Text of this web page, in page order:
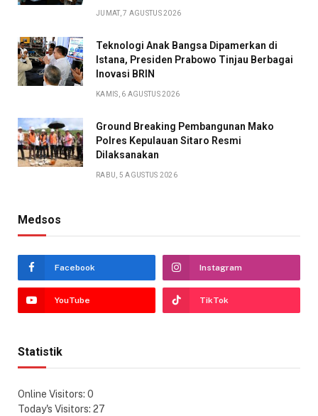
JUMAT, 7 AGUSTUS 2026
Teknologi Anak Bangsa Dipamerkan di
Istana, Presiden Prabowo Tinjau Berbagai
Inovasi BRIN
KAMIS, 6 AGUSTUS 2026
Ground Breaking Pembangunan Mako
Polres Kepulauan Sitaro Resmi
Dilaksanakan
RABU, 5 AGUSTUS 2026
Medsos
Facebook Instagram
YouTube TikTok
Statistik
Online Visitors: 0
Today's Visitors: 27